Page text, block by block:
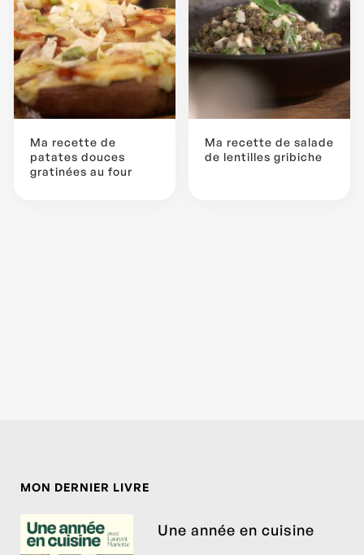
Ma recette de
patates douces
gratinées au four
Ma recette de salade
de lentilles gribiche
MON DERNIER LIVRE
Une année en cuisine